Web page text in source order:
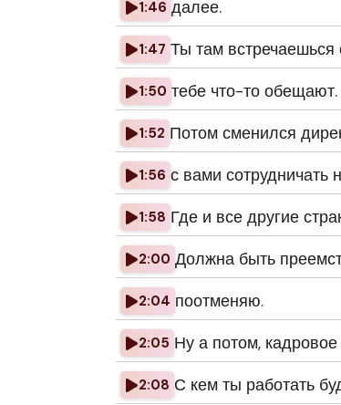
1:46 далее.
1:47 Ты там
1:50 тебе что-то обещают.
1:52 Потом сменился
1:56 с вами сотрудничать
1:58 Где и все другие
2:00 Должна быть
2:04 поотменяю.
2:05 Ну а потом, кадровое
2:08 С кем ты работать